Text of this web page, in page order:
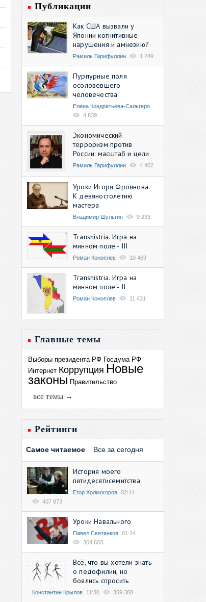
Публикации
Как США вызвали у
Японии когнитивные
нарушения и амнезию?
Рамиль Гарифуллин 1 249
Пурпурные поля
осоловевшего
человечества
Елена Кондратьева-Сальгеро
4 839
Экономический
терроризм против
России: масштаб и цели
Рамиль Гарифуллин 4 402
Уроки Игоря Фроянова.
К девяностолетию
мастера
Владимир Шульгин 9 233
Transnistria. Игра на
минном поле - III
Роман Коноплев 10 469
Transnistria. Игра на
минном поле - II
Роман Коноплев 11 431
Главные темы
Выборы президента РФ Госдума РФ
Интернет Коррупция Новые
законы Правительство
все темы →
Рейтинги
Самое читаемое Все за сегодня
История моего
пятидесятисемитства
Егор Холмогоров 02:14
407 873
Уроки Навального
Павел Святенков 01:14
364 603
Всё, что вы хотели знать
о педофилии, но
боялись спросить
Константин Крылов 11:30 359 308